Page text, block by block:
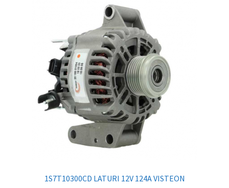
1S7T10300CD LATURI 12V 124A VISTEON